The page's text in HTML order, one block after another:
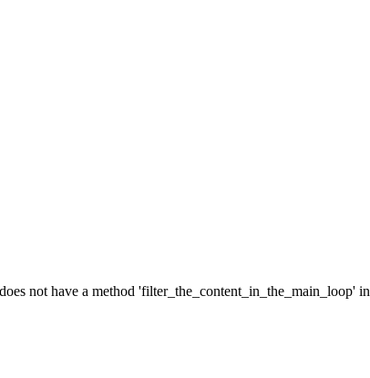
not have a method 'filter_the_content_in_the_main_loop' in